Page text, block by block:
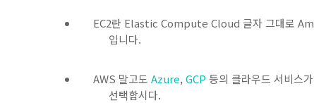
EC2란 Elastic Compute Cloud 글자 그대로
입니다.
AWS 말고도 Azure, GCP 등의 클라우드 서비스
선택합시다.